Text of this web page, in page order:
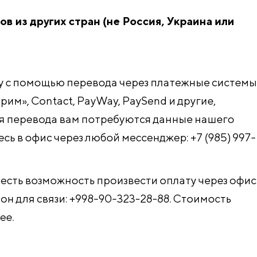
из других стран (не Россия, Украина или
с помощью перевода через платежные системы
Contact, PayWay, PaySend и другие,
перевода вам потребуются данные нашего
в офис через любой мессенджер: +7 (985) 997-
возможность произвести оплату через офис
для связи: +998-90-323-28-88. Стоимость